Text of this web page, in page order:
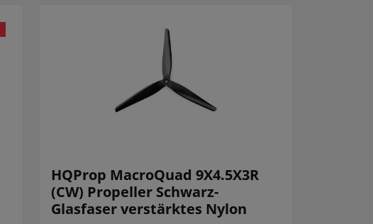
HQProp MacroQuad 9X4.5X3R
(CW) Propeller Schwarz-
Glasfaser verstärktes Nylon